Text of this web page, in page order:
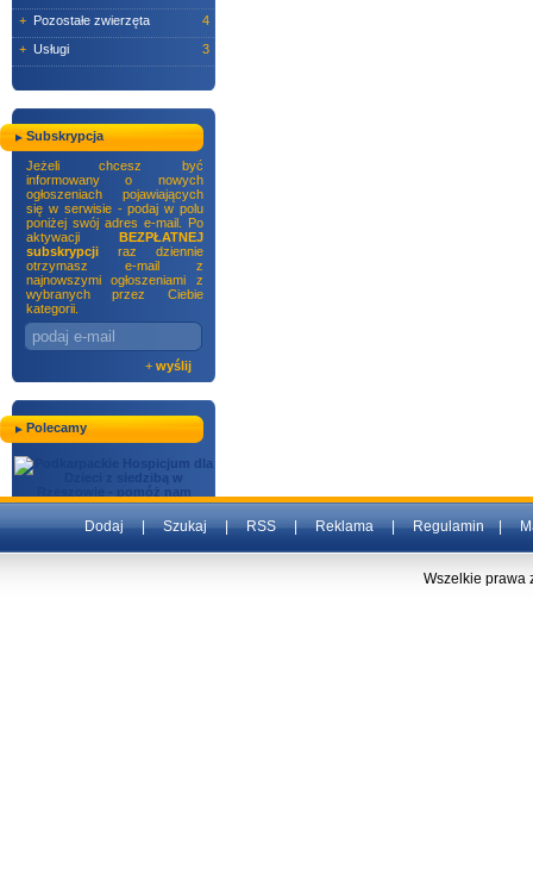
+ Pozostałe zwierzęta
4
+ Usługi 3
Subskrypcja
Jeżeli chcesz być
informowany o nowych
ogłoszeniach pojawiających
się w serwisie - podaj w polu
poniżej swój adres e-mail. Po
aktywacji BEZPŁATNEJ
subskrypcji raz dziennie
otrzymasz e-mail z
najnowszymi ogłoszeniami z
wybranych przez Ciebie
kategorii.
+ wyślij
Polecamy
Dodaj|Szukaj|RSS|Reklama|Regulamin|
Wszelkie prawa